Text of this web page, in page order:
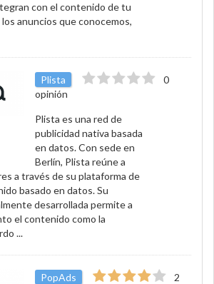
con el contenido de tu
anuncios que conocemos,
Plista
0
opinión
Plista es una red de
publicidad nativa basada
en datos. Con sede en
Berlín, Plista reúne a
a través de su plataforma de
basado en datos. Su
desarrollada permite a
el contenido como la
...
PopAds
2